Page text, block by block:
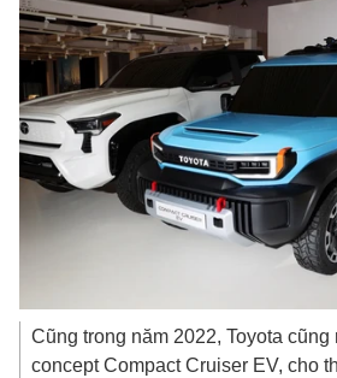
Cũng trong năm 2022, Toyota cũng
concept Compact Cruiser EV, cho